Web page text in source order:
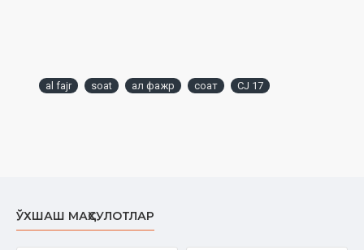
al fajr soat ал фажр соат CJ 17
ЎХШАШ МАҲСУЛОТЛАР